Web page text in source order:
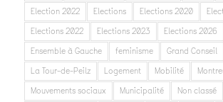
Election 2022
Elections Elections 2020
Elections 2022
Elections 2023 Elections 2026
Ensemble à Gauche
feminisme Grand Conseil
La Tour-de-Peilz
Logement Mobilité
Mouvements sociaux
Municipalité Non classé